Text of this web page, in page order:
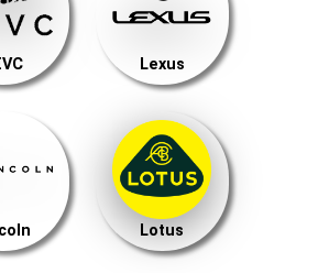
Lexus
Lotus